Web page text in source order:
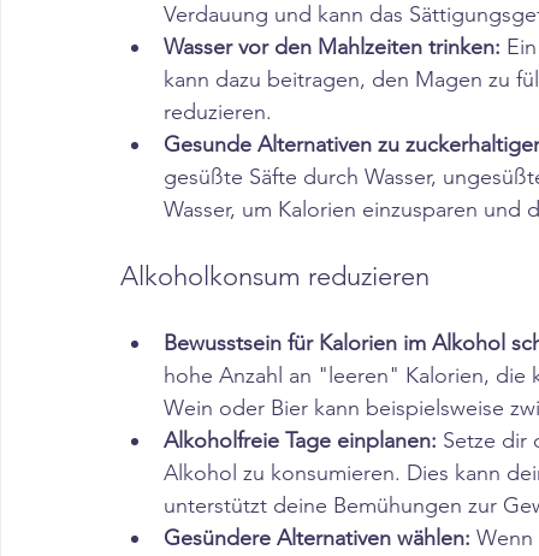
Verdauung und kann das
Wasser vor den Mahlzeiten trinken:
kann dazu beitragen, den Magen zu
reduzieren.​
Gesunde Alternativen zu
gesüßte Säfte durch Wasser,
Wasser, um Kalorien einzusparen und
Alkoholkonsum reduzieren
Bewusstsein für Kalorien im Alkohol
hohe Anzahl an "leeren" Kalorien,
Wein oder Bier kann beispielsweise
Alkoholfreie Tage einplanen: Setze dir
Alkohol zu konsumieren. Dies kann
unterstützt deine Bemühungen zur
Gesündere Alternativen wählen: